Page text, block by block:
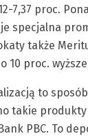
7,37 proc.
specjalna
także
10 proc.
to
takie produkty
PBC. To